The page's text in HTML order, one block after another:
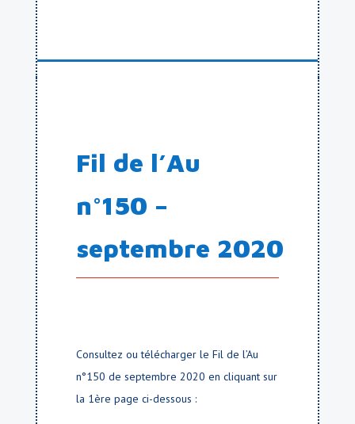
Fil de l’Au
n°150 –
septembre 2020
Consultez ou télécharger le Fil de l’Au
n°150 de septembre 2020 en cliquant sur
la 1ère page ci-dessous :